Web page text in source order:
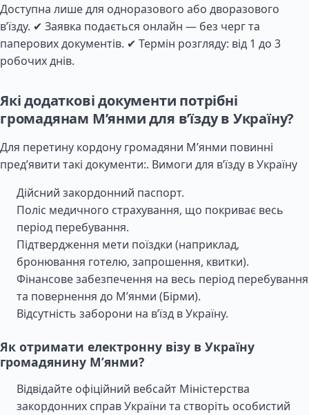
Доступна лише для одноразового або дворазового
в’їзду. ✔ Заявка подається онлайн — без черг та
паперових документів. ✔ Термін розгляду: від 1 до 3
робочих днів.
Які додаткові документи потрібні
громадянам М’янми для в’їзду в Україну?
Для перетину кордону громадяни М’янми повинні
пред’явити такі документи:. Вимоги для в’їзду в Україну
Дійсний закордонний паспорт.
Поліс медичного страхування, що покриває весь
період перебування.
Підтвердження мети поїздки (наприклад,
бронювання готелю, запрошення, квитки).
Фінансове забезпечення на весь період перебування
та повернення до М’янми (Бірми).
Відсутність заборони на в’їзд в Україну.
Як отримати електронну візу в Україну
громадянину М’янми?
Відвідайте офіційний вебсайт Міністерства
закордонних справ України та створіть особистий